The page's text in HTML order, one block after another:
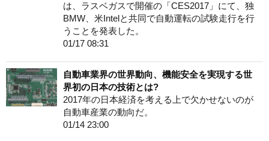
は、ラスベガスで開催の「CES2017」にて、独
BMW、米Intelと共同で自動運転の試験走行を行
うことを発表した。
01/17 08:31
自動車業界の世界動向、機能安全を実現する世
界初の日本の技術とは?
2017年の日本経済を考える上で欠かせないのが
自動車産業の動向だ。
01/14 23:00